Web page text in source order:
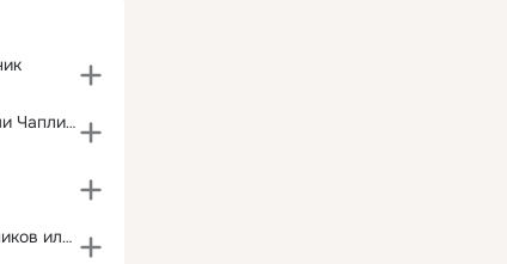
кино-клуб им.Чарли Чаплина
Клуб Бывших дачников или просто хороших людей